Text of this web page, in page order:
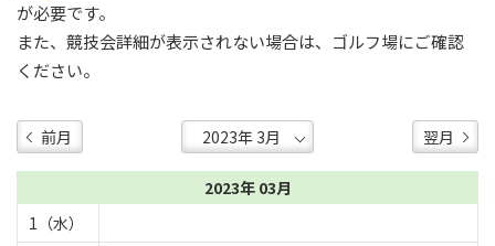
が必要です。
また、競技会詳細が表示されない場合は、ゴルフ場にご確認
ください。
前月 翌月
2023年 03月
1（水）